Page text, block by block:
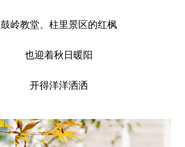
鼓岭教堂、柱里景区的红枫
也迎着秋日暖阳
开得洋洋洒洒